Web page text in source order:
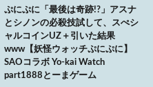
ぷにぷに「最後は奇跡!?」アスナ
とシノンの必殺技試して、スぺシ
ャルコインUZ＋引いた結果
www【妖怪ウォッチぷにぷに】
SAOコラボ Yo-kai Watch
part1888とーまゲーム